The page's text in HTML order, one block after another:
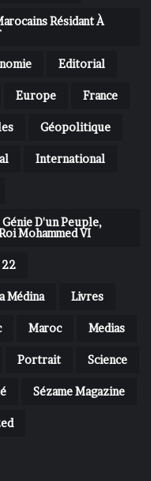
Résidant À
Editorial
Europe France
Géopolitique
International
Génie D'un Peuple,
Mohammed VI
22
Médina Livres
Maroc Medias
Portrait Science
Sézame Magazine